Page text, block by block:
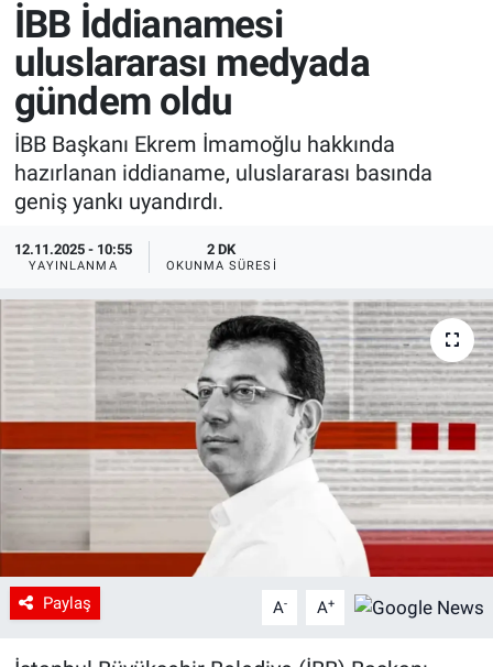
İBB İddianamesi
uluslararası medyada
gündem oldu
İBB Başkanı Ekrem İmamoğlu hakkında
hazırlanan iddianame, uluslararası basında
geniş yankı uyandırdı.
12.11.2025 - 10:55
YAYINLANMA
2 DK
OKUNMA SÜRESI
Paylaş A- A+